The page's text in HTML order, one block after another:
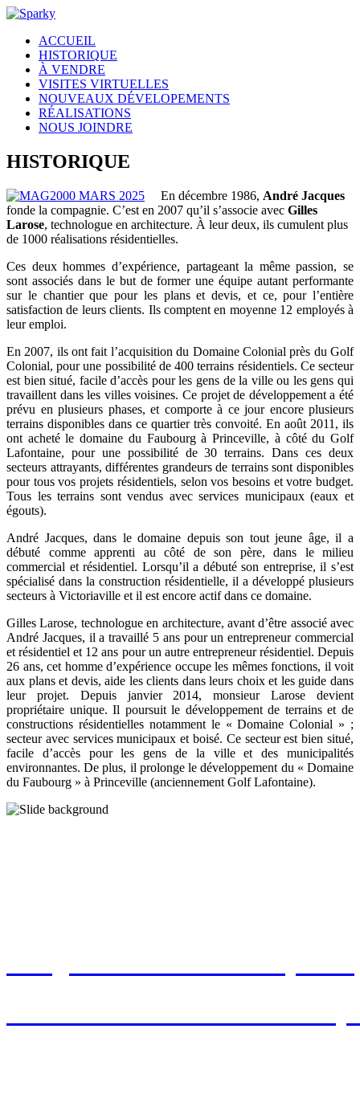
ACCUEIL
HISTORIQUE
À VENDRE
VISITES VIRTUELLES
NOUVEAUX DÉVELOPEMENTS
RÉALISATIONS
NOUS JOINDRE
HISTORIQUE
En décembre 1986, André Jacques
fonde la compagnie. C’est en 2007 qu’il s’associe avec Gilles
Larose, technologue en architecture. À leur deux, ils cumulent plus
de 1000 réalisations résidentielles.
Ces deux hommes d’expérience, partageant la même passion, se
sont associés dans le but de former une équipe autant performante
sur le chantier que pour les plans et devis, et ce, pour l’entière
satisfaction de leurs clients. Ils comptent en moyenne 12 employés à
leur emploi.
En 2007, ils ont fait l’acquisition du Domaine Colonial près du Golf
Colonial, pour une possibilité de 400 terrains résidentiels. Ce secteur
est bien situé, facile d’accès pour les gens de la ville ou les gens qui
travaillent dans les villes voisines. Ce projet de développement a été
prévu en plusieurs phases, et comporte à ce jour encore plusieurs
terrains disponibles dans ce quartier très convoité. En août 2011, ils
ont acheté le domaine du Faubourg à Princeville, à côté du Golf
Lafontaine, pour une possibilité de 30 terrains. Dans ces deux
secteurs attrayants, différentes grandeurs de terrains sont disponibles
pour tous vos projets résidentiels, selon vos besoins et votre budget.
Tous les terrains sont vendus avec services municipaux (eaux et
égouts).
André Jacques, dans le domaine depuis son tout jeune âge, il a
débuté comme apprenti au côté de son père, dans le milieu
commercial et résidentiel. Lorsqu’il a débuté son entreprise, il s’est
spécialisé dans la construction résidentielle, il a développé plusieurs
secteurs à Victoriaville et il est encore actif dans ce domaine.
Gilles Larose, technologue en architecture, avant d’être associé avec
André Jacques, il a travaillé 5 ans pour un entrepreneur commercial
et résidentiel et 12 ans pour un autre entrepreneur résidentiel. Depuis
26 ans, cet homme d’expérience occupe les mêmes fonctions, il voit
aux plans et devis, aide les clients dans leurs choix et les guide dans
leur projet. Depuis janvier 2014, monsieur Larose devient
propriétaire unique. Il poursuit le développement de terrains et de
constructions résidentielles notamment le « Domaine Colonial » ;
secteur avec services municipaux et boisé. Ce secteur est bien situé,
facile d’accès pour les gens de la ville et des municipalités
environnantes. De plus, il prolonge le développement du « Domaine
du Faubourg » à Princeville (anciennement Golf Lafontaine).